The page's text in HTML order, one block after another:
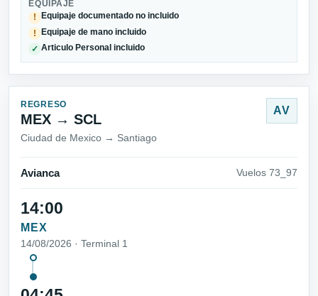
EQUIPAJE
!
Equipaje documentado no incluido
! Equipaje de mano incluido
✓ Articulo Personal incluido
REGRESO
MEX → SCL
Ciudad de Mexico → Santiago
AV
Avianca Vuelos 73_97
14:00
MEX
14/08/2026 · Terminal 1